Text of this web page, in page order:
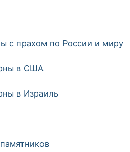
с прахом по России и миру
в США
в Израиль